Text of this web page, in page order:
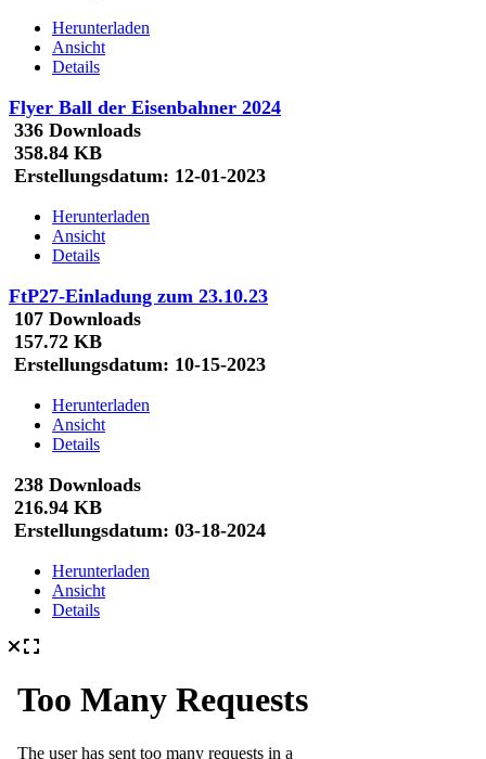
Herunterladen
Ansicht
Details
Flyer Ball der Eisenbahner 2024
336 Downloads
358.84 KB
Erstellungsdatum: 12-01-2023
Herunterladen
Ansicht
Details
FtP27-Einladung zum 23.10.23
107 Downloads
157.72 KB
Erstellungsdatum: 10-15-2023
Herunterladen
Ansicht
Details
238 Downloads
216.94 KB
Erstellungsdatum: 03-18-2024
Herunterladen
Ansicht
Details